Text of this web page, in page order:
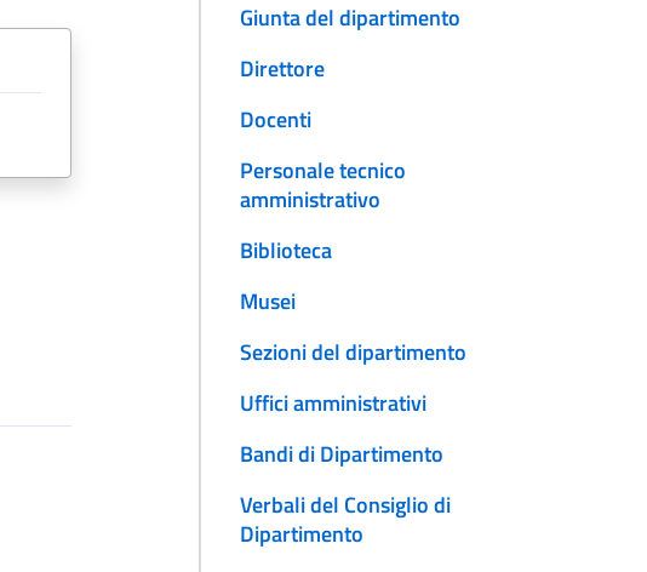
Giunta del dipartimento
Direttore
Docenti
Personale tecnico
amministrativo
Biblioteca
Musei
Sezioni del dipartimento
Uffici amministrativi
Bandi di Dipartimento
Verbali del Consiglio di
Dipartimento